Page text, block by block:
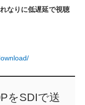
なりに低遅延で視聴
をSDIで送